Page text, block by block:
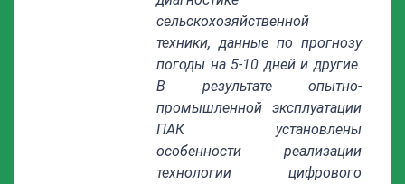
сельскохозяйственной
техники, данные по прогнозу
погоды на 5-10 дней и другие.
В результате опытно-
промышленной эксплуатации
ПАК установлены
особенности реализации
технологии цифрового